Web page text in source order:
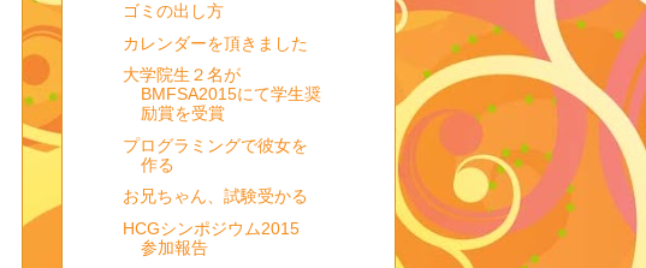
ゴミの出し方
カレンダーを頂きました
大学院生２名が
BMFSA2015にて学生奨
励賞を受賞
プログラミングで彼女を
作る
お兄ちゃん、試験受かる
HCGシンポジウム2015
参加報告